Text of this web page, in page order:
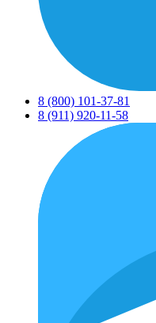
8 (800) 101-37-81
8 (911) 920-11-58